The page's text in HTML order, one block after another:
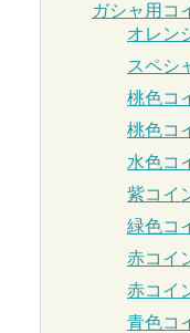
ガシャ用コ
オレン
スペシ
桃色コ
桃色コ
水色コ
紫コイ
緑色コ
赤コイ
赤コイ
青色コ